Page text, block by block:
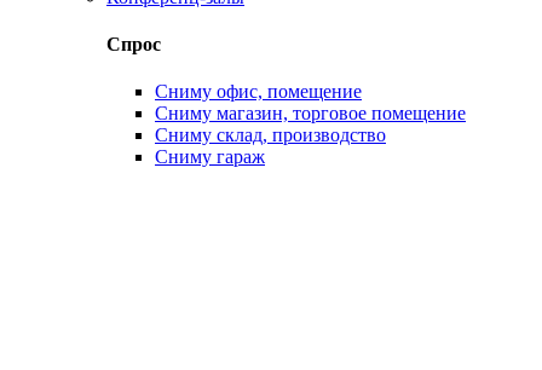
Спрос
Сниму офис, помещение
Сниму магазин, торговое помещение
Сниму склад, производство
Сниму гараж